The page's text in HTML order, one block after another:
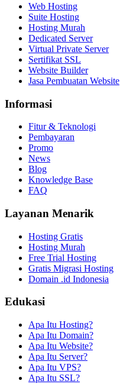
Web Hosting
Suite Hosting
Hosting Murah
Dedicated Server
Virtual Private Server
Sertifikat SSL
Website Builder
Jasa Pembuatan Website
Informasi
Fitur & Teknologi
Pembayaran
Promo
News
Blog
Knowledge Base
FAQ
Layanan Menarik
Hosting Gratis
Hosting Murah
Free Trial Hosting
Gratis Migrasi Hosting
Domain .id Indonesia
Edukasi
Apa Itu Hosting?
Apa Itu Domain?
Apa Itu Website?
Apa Itu Server?
Apa Itu VPS?
Apa Itu SSL?